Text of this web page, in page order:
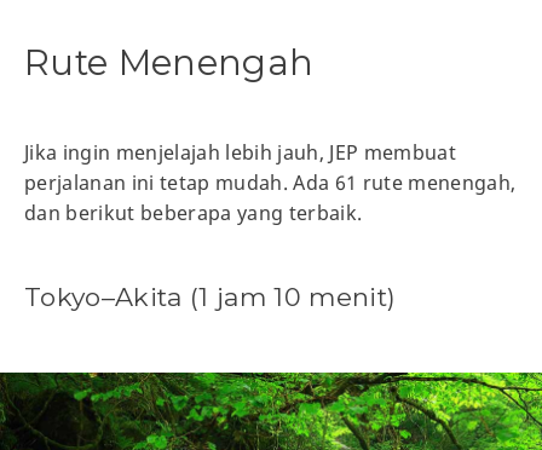
Rute Menengah
Jika ingin menjelajah lebih jauh, JEP membuat
perjalanan ini tetap mudah. Ada 61 rute menengah,
dan berikut beberapa yang terbaik.
Tokyo–Akita (1 jam 10 menit)